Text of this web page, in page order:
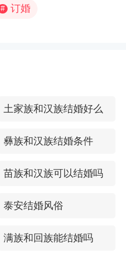
# 订婚
土家族和汉族结婚好么
彝族和汉族结婚条件
苗族和汉族可以结婚吗
泰安结婚风俗
满族和回族能结婚吗